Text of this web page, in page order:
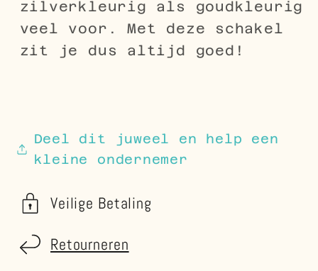
zilverkleurig als goudkleurig
veel voor. Met deze schakel
zit je dus altijd goed!
Deel dit juweel en help een
kleine ondernemer
Veilige Betaling
Retourneren